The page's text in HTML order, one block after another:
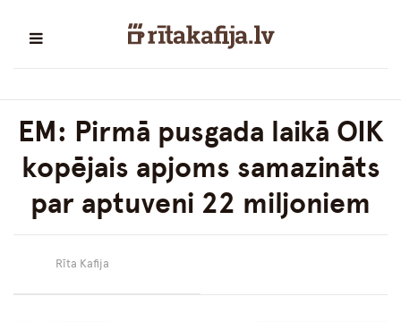
EM: Pirmā pusgada laikā OIK
kopējais apjoms samazināts
par aptuveni 22 miljoniem
Rīta Kafija